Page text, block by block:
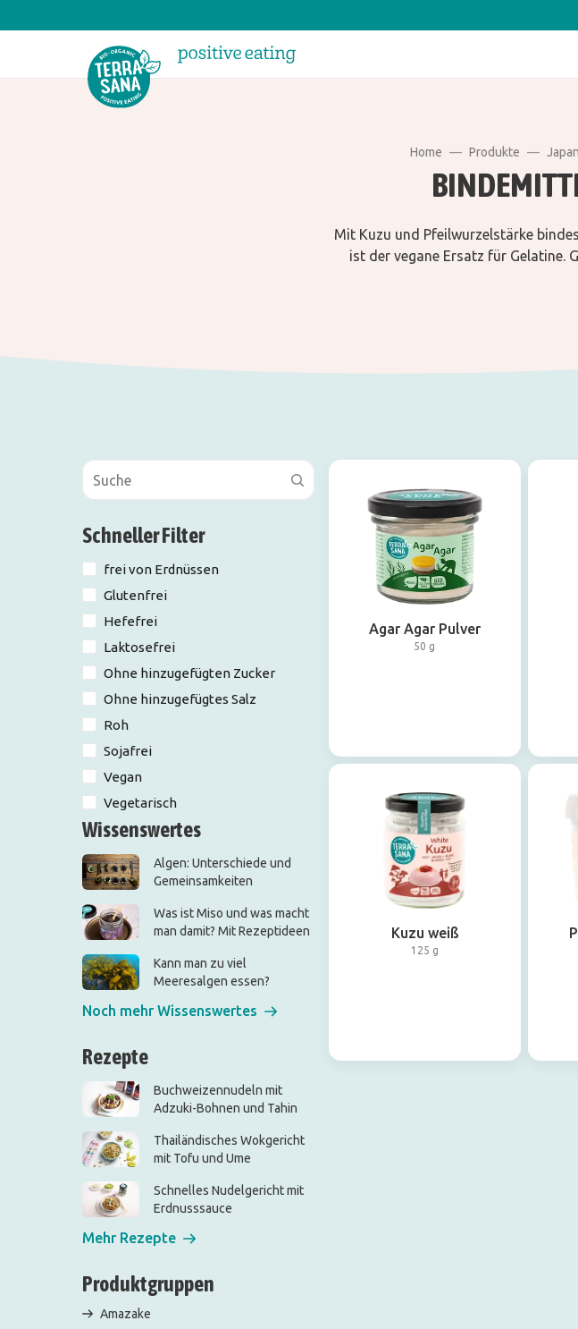
Home Produkte
Mit Kuzu und Pfeilwurzelstärke
ist der vegane Ersatz für Gelatine.
Schneller Filter
frei von Erdnüssen
Glutenfrei
Hefefrei
Laktosefrei
Ohne hinzugefügten Zucker
Ohne hinzugefügtes Salz
Roh
Sojafrei
Vegan
Vegetarisch
Wissenswertes
Algen: Unterschiede und
Gemeinsamkeiten
Was ist Miso und was macht
man damit? Mit Rezeptideen
Kann man zu viel
Meeresalgen essen?
Noch mehr Wissenswertes
Rezepte
Buchweizennudeln mit
Adzuki-Bohnen und Tahin
Thailändisches Wokgericht
mit Tofu und Ume
Schnelles Nudelgericht mit
Erdnusssauce
Mehr Rezepte
Produktgruppen
Amazake
Agar Agar Pulver
50 g
Kuzu weiß
125 g